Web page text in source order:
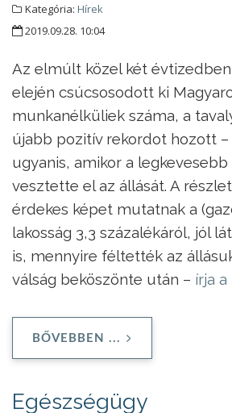
Kategória: Hírek
2019.09.28. 10:04
Az elmúlt közel két
elején csúcsosodott ki
munkanélküliek száma, a
újabb pozitív rekordot hozott –
ugyanis, amikor a
vesztette el az állását. A
érdekes képet mutatnak a
lakosság 3,3 százalékáról, jól
is, mennyire féltették az
válság beköszönte után – írja a
BŐVEBBEN ...
Egészségügy